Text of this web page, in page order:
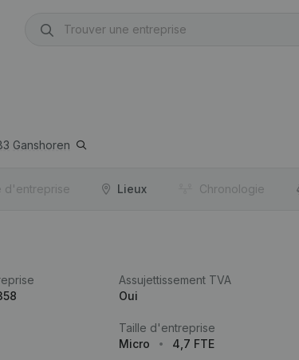
Ganshoren
d'entreprise Lieux Chronologie
Assujettissement TVA
Oui
Taille d'entreprise
Micro
4,7 FTE